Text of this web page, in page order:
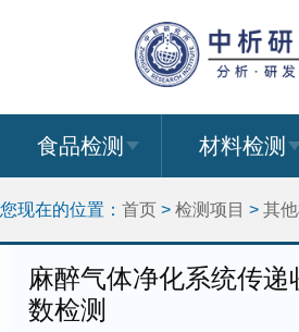
食品检测 材料检测
您现在的位置： 首页 > 检测项目 > 其
麻醉气体净化系统传递
数检测